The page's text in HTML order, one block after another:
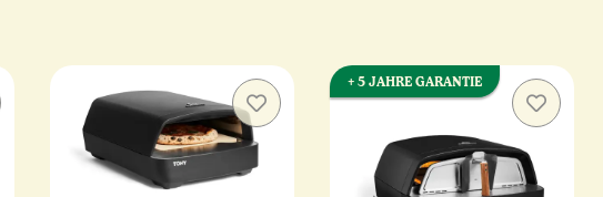
+ 5 JAHRE GARANTIE